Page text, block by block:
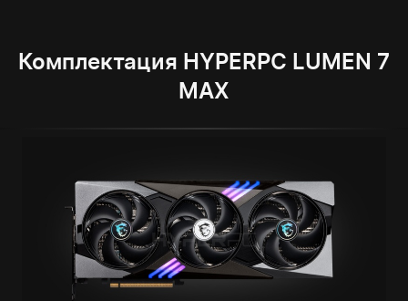
Комплектация HYPERPC LUMEN 7
MAX